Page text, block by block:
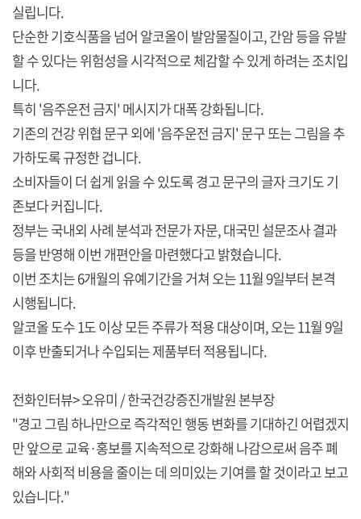
실립니다.
단순한 기호식품을 넘어 알코올이 발암물질이고, 간암 등을 유발
할 수 있다는 위험성을 시각적으로 체감할 수 있게 하려는 조치입
니다.
특히 '음주운전 금지' 메시지가 대폭 강화됩니다.
기존의 건강 위협 문구 외에 '음주운전 금지' 문구 또는 그림을 추
가하도록 규정한 겁니다.
소비자들이 더 쉽게 읽을 수 있도록 경고 문구의 글자 크기도 기
존보다 커집니다.
정부는 국내외 사례 분석과 전문가 자문, 대국민 설문조사 결과
등을 반영해 이번 개편안을 마련했다고 밝혔습니다.
이번 조치는 6개월의 유예기간을 거쳐 오는 11월 9일부터 본격
시행됩니다.
알코올 도수 1도 이상 모든 주류가 적용 대상이며, 오는 11월 9일
이후 반출되거나 수입되는 제품부터 적용됩니다.
전화인터뷰> 오유미 / 한국건강증진개발원 본부장
"경고 그림 하나만으로 즉각적인 행동 변화를 기대하긴 어렵겠지
만 앞으로 교육·홍보를 지속적으로 강화해 나감으로써 음주 폐
해와 사회적 비용을 줄이는 데 의미있는 기여를 할 것이라고 보고
있습니다."